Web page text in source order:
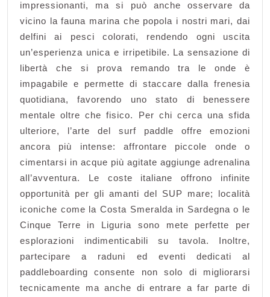
impressionanti, ma si può anche osservare da
vicino la fauna marina che popola i nostri mari, dai
delfini ai pesci colorati, rendendo ogni uscita
un’esperienza unica e irripetibile. La sensazione di
libertà che si prova remando tra le onde è
impagabile e permette di staccare dalla frenesia
quotidiana, favorendo uno stato di benessere
mentale oltre che fisico. Per chi cerca una sfida
ulteriore, l’arte del surf paddle offre emozioni
ancora più intense: affrontare piccole onde o
cimentarsi in acque più agitate aggiunge adrenalina
all’avventura. Le coste italiane offrono infinite
opportunità per gli amanti del SUP mare; località
iconiche come la Costa Smeralda in Sardegna o le
Cinque Terre in Liguria sono mete perfette per
esplorazioni indimenticabili su tavola. Inoltre,
partecipare a raduni ed eventi dedicati al
paddleboarding consente non solo di migliorarsi
tecnicamente ma anche di entrare a far parte di